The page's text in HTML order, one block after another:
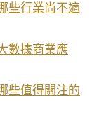
些行業尚不適
數據商業應
些值得關注的